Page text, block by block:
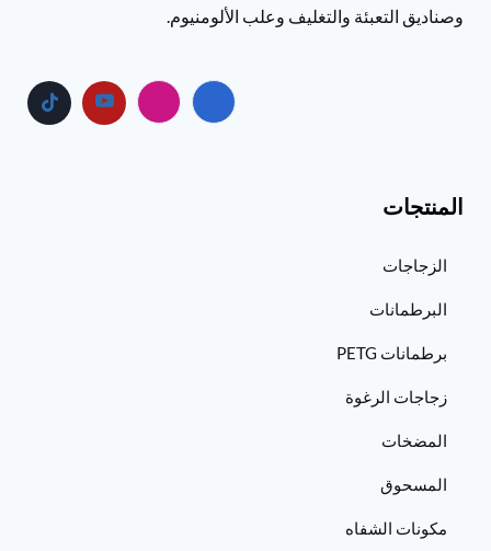
وصناديق التعبئة والتغليف وعلب الألومنيوم.
المنتجات
الزجاجات
البرطمانات
برطمانات PETG
زجاجات الرغوة
المضخات
المسحوق
مكونات الشفاه